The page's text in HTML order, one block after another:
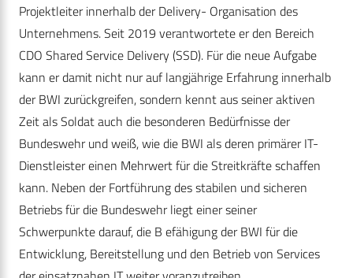
Projektleiter innerhalb der Delivery- Organisation des
Unternehmens. Seit 2019 verantwortete er den Bereich
CDO Shared Service Delivery (SSD). Für die neue Aufgabe
kann er damit nicht nur auf langjährige Erfahrung innerhalb
der BWI zurückgreifen, sondern kennt aus seiner aktiven
Zeit als Soldat auch die besonderen Bedürfnisse der
Bundeswehr und weiß, wie die BWI als deren primärer IT-
Dienstleister einen Mehrwert für die Streitkräfte schaffen
kann. Neben der Fortführung des stabilen und sicheren
Betriebs für die Bundeswehr liegt einer seiner
Schwerpunkte darauf, die B efähigung der BWI für die
Entwicklung, Bereitstellung und den Betrieb von Services